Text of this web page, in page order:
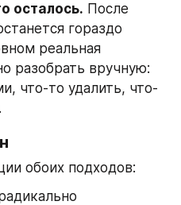
осталось. После
гораздо
реальная
разобрать вручную:
что-то удалить, что-
обоих подходов: